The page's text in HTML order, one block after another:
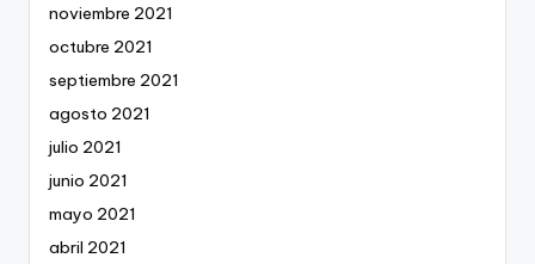
noviembre 2021
octubre 2021
septiembre 2021
agosto 2021
julio 2021
junio 2021
mayo 2021
abril 2021